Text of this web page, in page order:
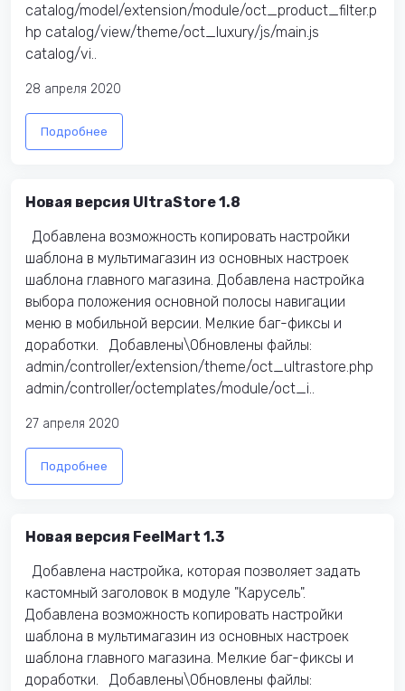
catalog/model/extension/module/oct_product_filter.p
hp catalog/view/theme/oct_luxury/js/main.js
catalog/vi..
28 апреля 2020
Подробнее
Новая версия UltraStore 1.8
Добавлена возможность копировать настройки
шаблона в мультимагазин из основных настроек
шаблона главного магазина. Добавлена настройка
выбора положения основной полосы навигации
меню в мобильной версии. Мелкие баг-фиксы и
доработки. Добавлены\Обновлены файлы:
admin/controller/extension/theme/oct_ultrastore.php
admin/controller/octemplates/module/oct_i..
27 апреля 2020
Подробнее
Новая версия FeelMart 1.3
Добавлена настройка, которая позволяет задать
кастомный заголовок в модуле "Карусель".
Добавлена возможность копировать настройки
шаблона в мультимагазин из основных настроек
шаблона главного магазина. Мелкие баг-фиксы и
доработки. Добавлены\Обновлены файлы: